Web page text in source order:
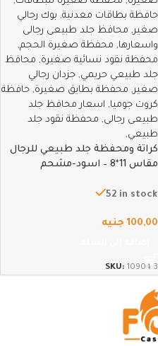
كراتة ومحفظة جلد طبيعي للرجال
مقاس 11*8 – اسود-مشحم
52 in stock
100,00 جنيه
SKU: 10904-3